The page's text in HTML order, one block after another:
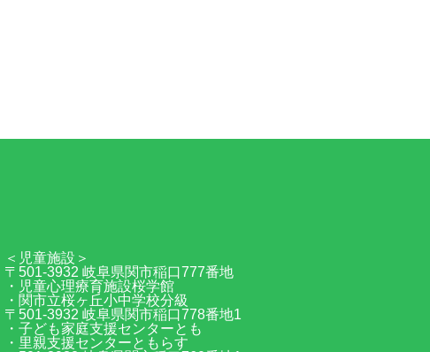
＜児童施設＞
〒501-3932 岐阜県関市稲口777番地
・児童心理療育施設桜学館
・関市立桜ヶ丘小中学校分級
〒501-3932 岐阜県関市稲口778番地1
・子ども家庭支援センターとも
・里親支援センターともらす